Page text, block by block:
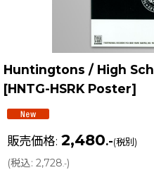
Huntingtons / High
[HNTG-HSRK Poster]
販売価格: 2,480.-(税別)
(税込: 2,728.-)